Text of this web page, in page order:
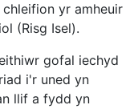
yr amheuir
(Risg Isel).
gofal iechyd
i'r uned yn
llif a fydd yn